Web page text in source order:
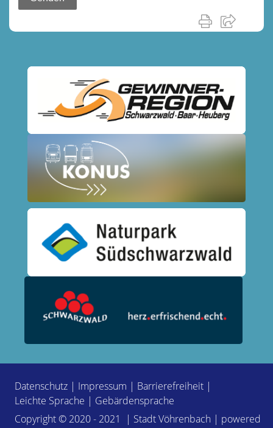
Datenschutz | Impressum | Barrierefreiheit |
Leichte Sprache | Gebärdensprache
Copyright © 2020 - 2021 | Stadt Vöhrenbach | powered